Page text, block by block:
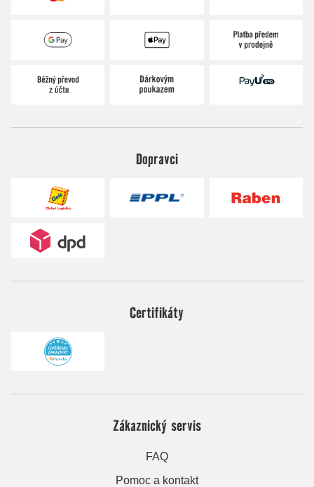
Dopravci
Certifikáty
Zákaznický servis
FAQ
Pomoc a kontakt